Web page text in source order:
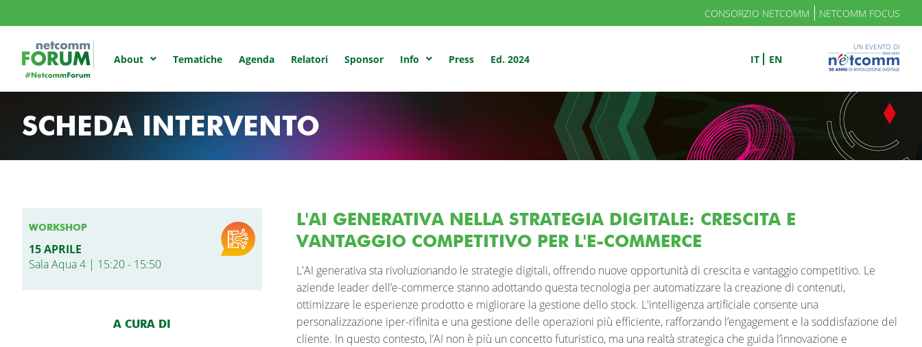
CONSORZIO NETCOMM NETCOMM FOCUS
About Tematiche Agenda Relatori Sponsor Info Press Ed. 2024 IT EN
UN EVENTO DI
SCHEDA INTERVENTO
WORKSHOP
15 APRILE
Sala Aqua 4 | 15:20 - 15:50
A CURA DI
L'AI GENERATIVA NELLA STRATEGIA DIGITALE: CRESCITA E
VANTAGGIO COMPETITIVO PER L'E-COMMERCE
L'AI generativa sta rivoluzionando le strategie digitali, offrendo nuove opportunità di crescita e vantaggio competitivo. Le
aziende leader dell’e-commerce stanno adottando questa tecnologia per automatizzare la creazione di contenuti,
ottimizzare le esperienze prodotto e migliorare la gestione dello stock. L'intelligenza artificiale consente una
personalizzazione iper-rifinita e una gestione delle operazioni più efficiente, rafforzando l’engagement e la soddisfazione del
cliente. In questo contesto, l’AI non è più un concetto futuristico, ma una realtà strategica che guida l’innovazione e